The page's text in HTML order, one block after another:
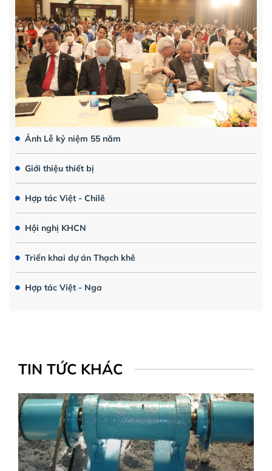
Ảnh Lễ kỷ niệm 55 năm
Giới thiệu thiết bị
Hợp tác Việt - Chilê
Hội nghị KHCN
Triển khai dự án Thạch khê
Hợp tác Việt - Nga
TIN TỨC KHÁC